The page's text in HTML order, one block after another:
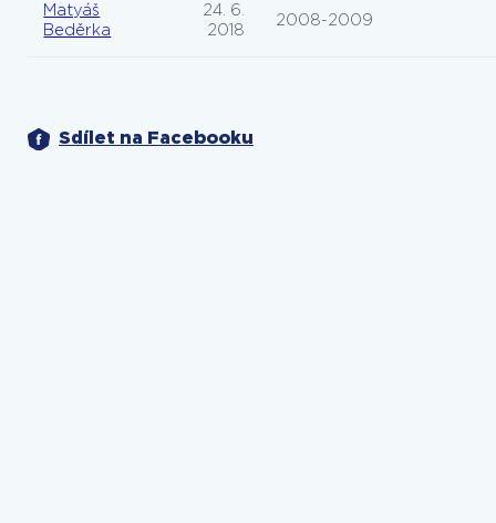
Matyáš
Beděrka
24. 6.
2018
2008-2009
Sdílet na Facebooku